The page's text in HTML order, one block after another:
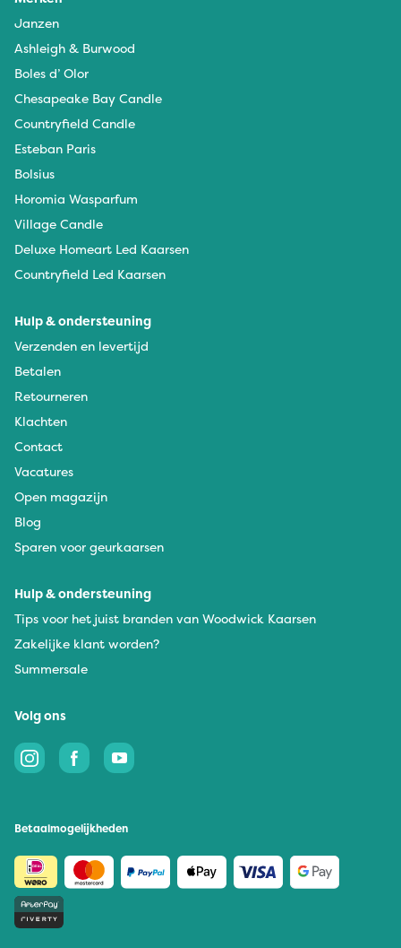
Janzen
Ashleigh & Burwood
Boles d’ Olor
Chesapeake Bay Candle
Countryfield Candle
Esteban Paris
Bolsius
Horomia Wasparfum
Village Candle
Deluxe Homeart Led Kaarsen
Countryfield Led Kaarsen
Hulp & ondersteuning
Verzenden en levertijd
Betalen
Retourneren
Klachten
Contact
Vacatures
Open magazijn
Blog
Sparen voor geurkaarsen
Hulp & ondersteuning
Tips voor het juist branden van Woodwick Kaarsen
Zakelijke klant worden?
Summersale
Volg ons
Betaalmogelijkheden